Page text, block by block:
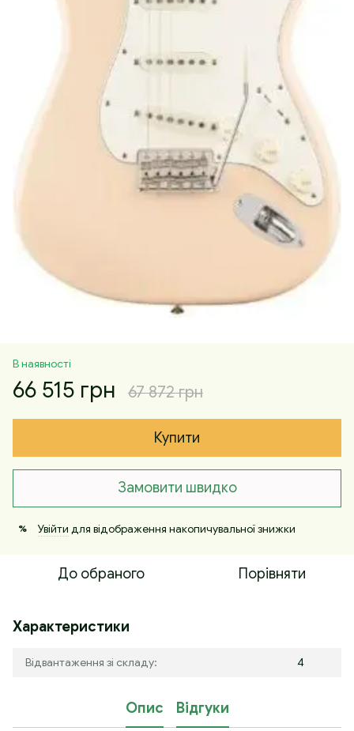
В наявності
66 515 грн 67 872 грн
Купити
Замовити швидко
% Увійти для відображення накопичувальної знижки
До обраного Порівняти
Характеристики
Відвантаження зі складу: 4
Опис Відгуки